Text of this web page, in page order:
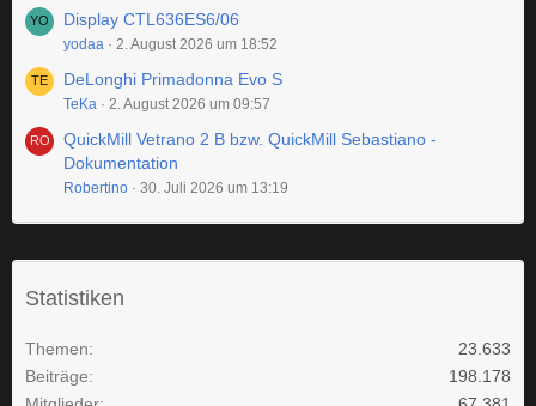
Display CTL636ES6/06
yodaa 2. August 2026 um 18:52
DeLonghi Primadonna Evo S
TeKa 2. August 2026 um 09:57
QuickMill Vetrano 2 B bzw. QuickMill Sebastiano -
Dokumentation
Robertino 30. Juli 2026 um 13:19
Statistiken
Themen
23.633
Beiträge
198.178